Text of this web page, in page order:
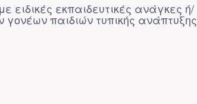
ειδικές εκπαιδευτικές ανάγκες ή/
γονέων παιδιών τυπικής ανάπτυξης